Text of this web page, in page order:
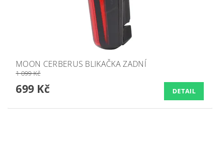
MOON CERBERUS BLIKAČKA ZADNÍ
1 099 Kč
699 Kč DETAIL